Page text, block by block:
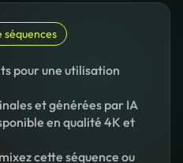
séquences
pour une utilisation
et générées par IA
en qualité 4K et
cette séquence ou